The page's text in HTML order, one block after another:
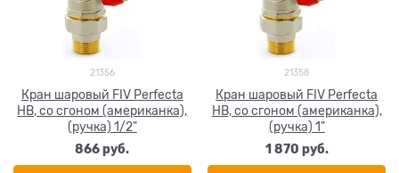
21356
Кран шаровый FIV Perfecta
НВ, со сгоном (американка),
(ручка) 1/2"
866 руб.
21358
Кран шаровый FIV Perfecta
НВ, со сгоном (американка),
(ручка) 1"
1 870 руб.